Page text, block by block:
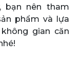
bạn nên tham
phẩm và lựa
gian căn